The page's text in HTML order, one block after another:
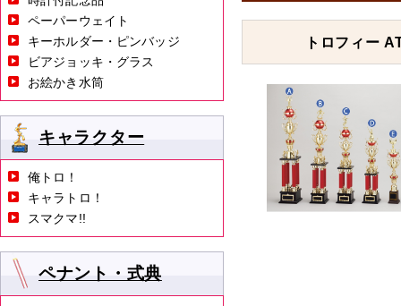
トロフィー
ペーパーウェイト
キーホルダー・ピンバッジ
ビアジョッキ・グラス
お絵かき水筒
キャラクター
俺トロ！
キャラトロ！
スマクマ!!
ペナント・式典